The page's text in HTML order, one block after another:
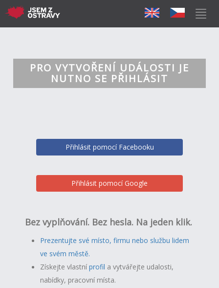
PRO VYTVOŘENÍ UDÁLOSTI JE
NUTNO SE PŘIHLÁSIT
Přihlásit pomocí Facebooku
Přihlásit pomocí Google
Bez vyplňování. Bez hesla. Na jeden klik.
Prezentujte své místo, firmu nebo službu lidem
ve svém městě.
Získejte vlastníprofil a vytvářejte udalosti,
nabídky, pracovní místa.